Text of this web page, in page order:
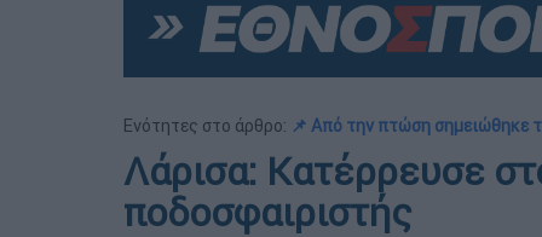
Ενότητες στο άρθρο: 📌 Από την πτώση σημειώθηκε
Λάρισα: Κατέρρευσε
ποδοσφαιριστής